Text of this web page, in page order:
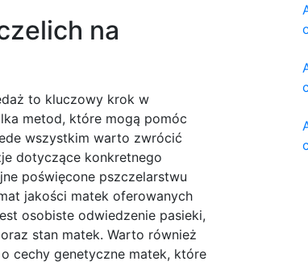
na
to kluczowy krok w
metod, które mogą pomóc
wszystkim warto zwrócić
dotyczące konkretnego
poświęcone pszczelarstwu
jakości matek oferowanych
osobiste odwiedzenie pasieki,
stan matek. Warto również
cechy genetyczne matek, które